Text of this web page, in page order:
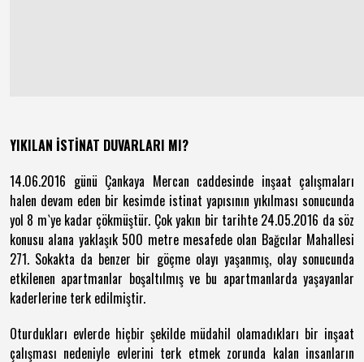
YIKILAN İSTİNAT DUVARLARI MI?
14.06.2016 günü Çankaya Mercan caddesinde inşaat çalışmaları
halen devam eden bir kesimde istinat yapısının yıkılması sonucunda
yol 8 m`ye kadar çökmüştür. Çok yakın bir tarihte 24.05.2016 da söz
konusu alana yaklaşık 500 metre mesafede olan Bağcılar Mahallesi
271. Sokakta da benzer bir göçme olayı yaşanmış, olay sonucunda
etkilenen apartmanlar boşaltılmış ve bu apartmanlarda yaşayanlar
kaderlerine terk edilmiştir.
Oturdukları evlerde hiçbir şekilde müdahil olamadıkları bir inşaat
çalışması nedeniyle evlerini terk etmek zorunda kalan insanların